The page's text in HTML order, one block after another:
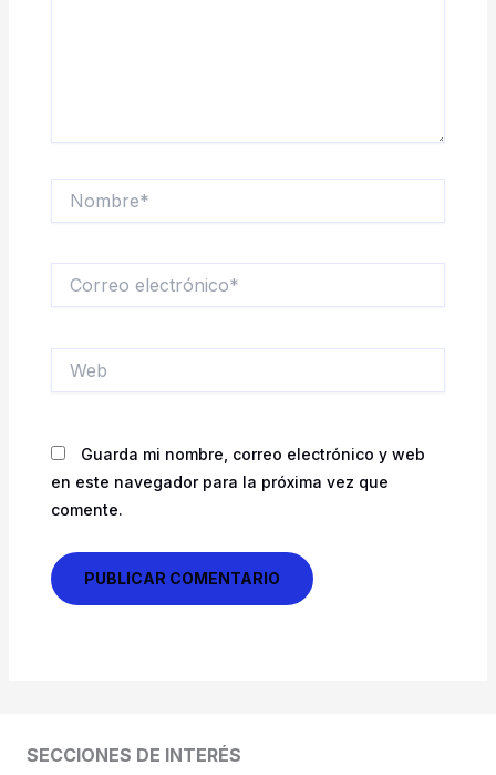
electrónico*
Guarda mi nombre, correo electrónico y web
en este navegador para la próxima vez que
comente.
SECCIONES DE INTERÉS